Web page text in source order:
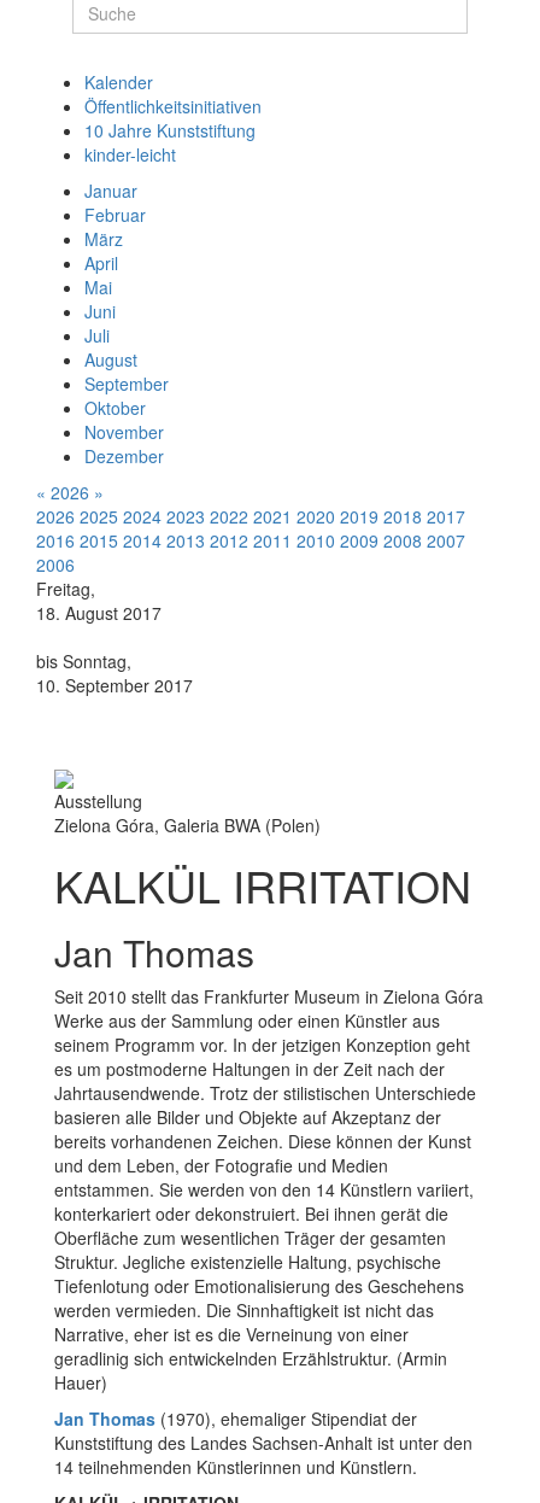
Kalender
Öffentlichkeitsinitiativen
10 Jahre Kunststiftung
kinder-leicht
Januar
Februar
März
April
Mai
Juni
Juli
August
September
Oktober
November
Dezember
« 2026 »
2026 2025 2024 2023 2022 2021 2020 2019 2018 2017
2016 2015 2014 2013 2012 2011 2010 2009 2008 2007
2006
Freitag,
18. August 2017
bis Sonntag,
10. September 2017
Ausstellung
Zielona Góra, Galeria BWA (Polen)
KALKÜL IRRITATION
Jan Thomas
Seit 2010 stellt das Frankfurter Museum in Zielona Góra
Werke aus der Sammlung oder einen Künstler aus
seinem Programm vor. In der jetzigen Konzeption geht
es um postmoderne Haltungen in der Zeit nach der
Jahrtausendwende. Trotz der stilistischen Unterschiede
basieren alle Bilder und Objekte auf Akzeptanz der
bereits vorhandenen Zeichen. Diese können der Kunst
und dem Leben, der Fotografie und Medien
entstammen. Sie werden von den 14 Künstlern variiert,
konterkariert oder dekonstruiert. Bei ihnen gerät die
Oberfläche zum wesentlichen Träger der gesamten
Struktur. Jegliche existenzielle Haltung, psychische
Tiefenlotung oder Emotionalisierung des Geschehens
werden vermieden. Die Sinnhaftigkeit ist nicht das
Narrative, eher ist es die Verneinung von einer
geradlinig sich entwickelnden Erzählstruktur. (Armin
Hauer)
Jan Thomas (1970), ehemaliger Stipendiat der
Kunststiftung des Landes Sachsen-Anhalt ist unter den
14 teilnehmenden Künstlerinnen und Künstlern.